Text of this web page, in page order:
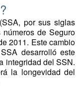
por sus siglas
de Seguro
2011. Este cambio
desarrolló este
integridad del SSN.
la longevidad del